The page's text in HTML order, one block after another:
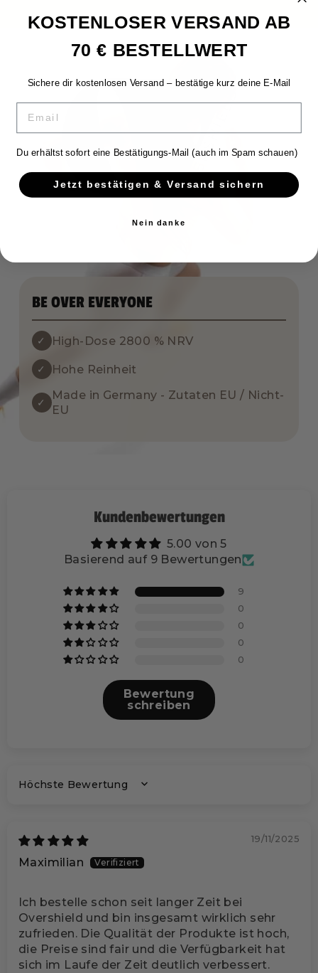
BE OVER EVERYONE
✓ High-Dose 2800 % NRV
✓ Hohe Reinheit
✓
Made in Germany - Zutaten EU / Nicht-
EU
Kundenbewertungen
5.00 von 5
Basierend auf 9 Bewertungen
9
0
0
0
0
Bewertung
schreiben
SORT BY
19/11/2025
Maximilian
Ich bestelle schon seit langer Zeit bei
Overshield und bin insgesamt wirklich sehr
zufrieden. Die Qualität der Produkte ist hoch,
die Preise sind fair und die Verfügbarkeit hat
sich im Laufe der Zeit deutlich verbessert.
KOSTENLOSER VERSAND AB
70 € BESTELLWERT
Sichere dir kostenlosen Versand – bestätige kurz deine E-Mail
Du erhältst sofort eine Bestätigungs-Mail (auch im Spam schauen)
Jetzt bestätigen & Versand sichern
Nein danke